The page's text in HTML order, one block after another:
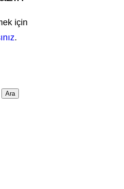
için
.
Ara